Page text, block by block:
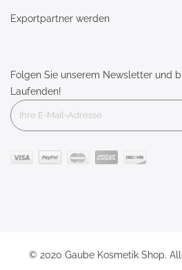
Exportpartner werden
Folgen Sie unserem Newsletter und
Laufenden!
© 2020 Gaube Kosmetik Shop.